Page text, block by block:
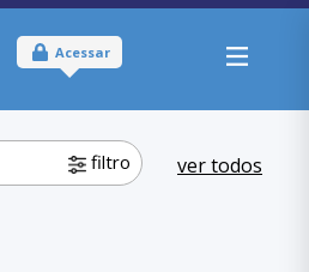
Acessar
filtro ver todos